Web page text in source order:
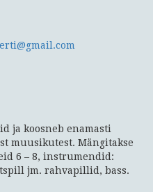
ja koosneb enamasti
muusikutest. Mängitakse
6 – 8, instrumendid:
jm. rahvapillid, bass.